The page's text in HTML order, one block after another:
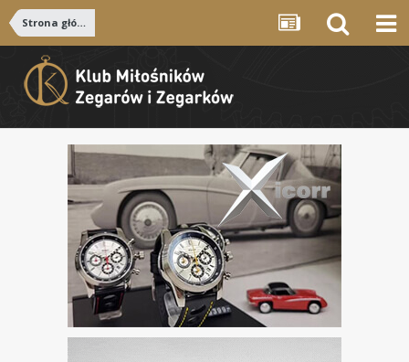
Strona główna